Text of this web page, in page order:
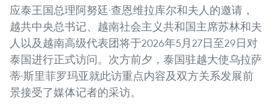
应泰王国总理阿努廷·查恩维拉库尔和夫人的邀请，
越共中央总书记、越南社会主义共和国主席苏林和夫
人以及越南高级代表团将于2026年5月27日至29日对
泰国进行正式访问。次方前夕，泰国驻越大使乌拉萨
蒂·斯里菲罗玛亚就此访重点内容及双方关系发展前
景接受了媒体记者的采访。